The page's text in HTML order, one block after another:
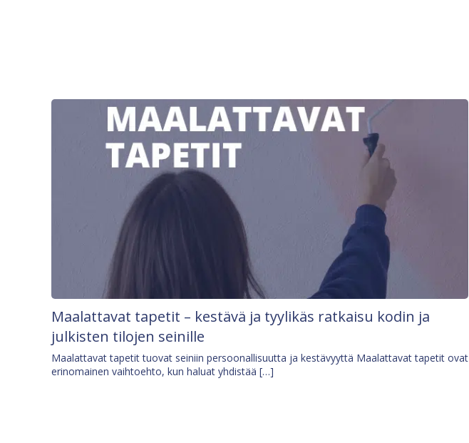
Maalattavat tapetit – kestävä ja tyylikäs ratkaisu kodin ja
julkisten tilojen seinille
Maalattavat tapetit tuovat seiniin persoonallisuutta ja kestävyyttä Maalattavat tapetit ovat
erinomainen vaihtoehto, kun haluat yhdistää […]